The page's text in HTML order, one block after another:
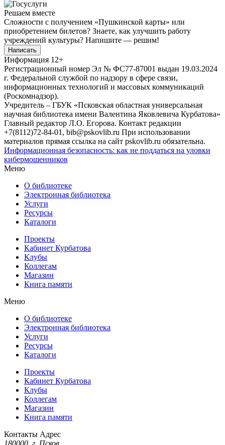
Решаем вместе
Сложности с получением «Пушкинской карты» или
приобретением билетов? Знаете, как улучшить работу
учреждений культуры? Напишите — решим!
Написать
Информация 12+
Регистрационный номер Эл № ФС77-87001 выдан 19.03.2024
г. Федеральной службой по надзору в сфере связи,
информационных технологий и массовых коммуникаций
(Роскомнадзор).
Учредитель – ГБУК «Псковская областная универсальная
научная библиотека имени Валентина Яковлевича Курбатова»
Главный редактор Л.О. Егорова. Контакт редакции
+7(8112)72-84-01, bib@pskovlib.ru При использовании
материалов прямая ссылка на сайт pskovlib.ru обязательна.
Информационная безопасность: как не поддаться на уловки
кибермошенников
Меню
О библиотеке
Электронная библиотека
Услуги
Ресурсы
Каталоги
Проекты
Кабинет Курбатова
Клубы
Коллегам
Магазин
Книга памяти
Меню
О библиотеке
Электронная библиотека
Услуги
Ресурсы
Каталоги
Проекты
Кабинет Курбатова
Клубы
Коллегам
Магазин
Книга памяти
Контакты Адрес
180000, г. Псков,